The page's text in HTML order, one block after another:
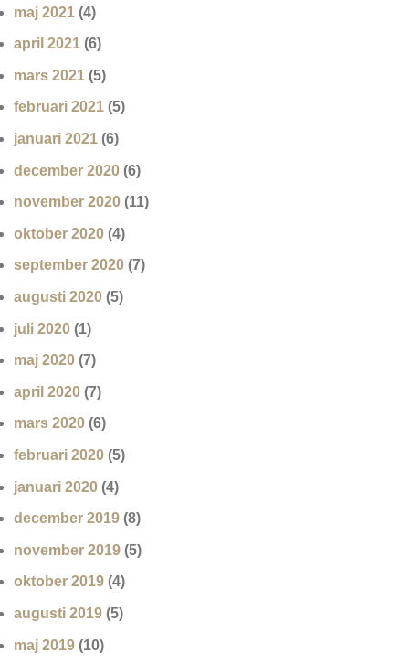
maj 2021 (4)
april 2021 (6)
mars 2021 (5)
februari 2021 (5)
januari 2021 (6)
december 2020 (6)
november 2020 (11)
oktober 2020 (4)
september 2020 (7)
augusti 2020 (5)
juli 2020 (1)
maj 2020 (7)
april 2020 (7)
mars 2020 (6)
februari 2020 (5)
januari 2020 (4)
december 2019 (8)
november 2019 (5)
oktober 2019 (4)
augusti 2019 (5)
maj 2019 (10)